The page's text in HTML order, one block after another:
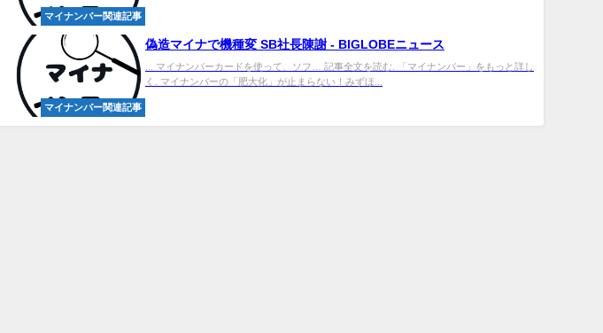
マイナンバー関連記事
マイナンバー関連記事
偽造マイナで機種変 SB社長陳謝 - BIGLOBEニュース
... マイナンバーカードを使って、ソフ… 記事全文を読む. 「マイナンバー」をもっと詳し
く. マイナンバーの「肥大化」が止まらない！みずほ...